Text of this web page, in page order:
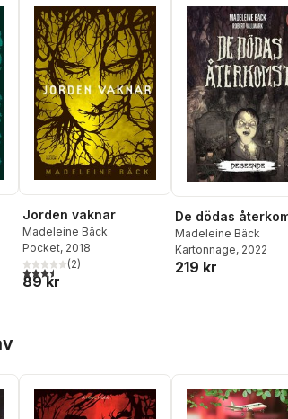
röster:
Jorden vaknar
Madeleine Bäck
Pocket, 2018
3,5utav 5 stjärnor. Totalt antal röster:
(2)
89 kr
De dödas
Madeleine Bäck
Kartonnage, 2022
219 kr